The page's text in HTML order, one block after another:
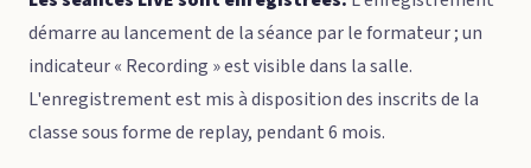
démarre au lancement de la séance par le formateur ; un
indicateur « Recording » est visible dans la salle.
L'enregistrement est mis à disposition des inscrits de la
classe sous forme de replay, pendant 6 mois.